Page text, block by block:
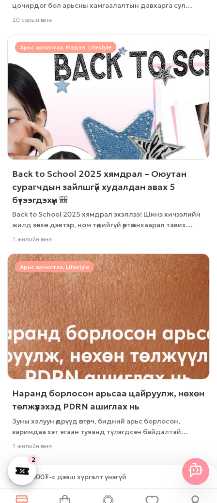
цочирдог бол арьсны хамгаалалтын давхарга сул
байгаагийн шинж
10 сарын өмнө
Арьс арчилгаа, Мэдээ, Lifestyle
Back to School 2025 хямдрал – Оюутан
сурагчдын зайлшгүй худалдан авах 5
бүтээгдэхүүн 🎒
Back to School 2025 хямдрал эхэллээ! Шинэ хичээлийн
жилд зөвхөн дэвтэр, ном төдийгүй өөртөө анхаарал тавих
бүтээгдэхүүнүүдийг ч бэлтгэх хэрэгтэй
1 жилийн өмнө
Арьс арчилгаа, Lifestyle
Наранд борлосон арьсаа цайруулж, нөхөн
төлжүүлэхэд PDRN ашиглах нь
Зуны халуун өдрүүд өнгөрч, бидний арьс борлосон,
заримдаа хэт ягаан туяанд түлэгдсэн байдалтай
үлддэг
1 жилийн өмнө
250,000₮-с дээш хүргэлт үнэгүй
2